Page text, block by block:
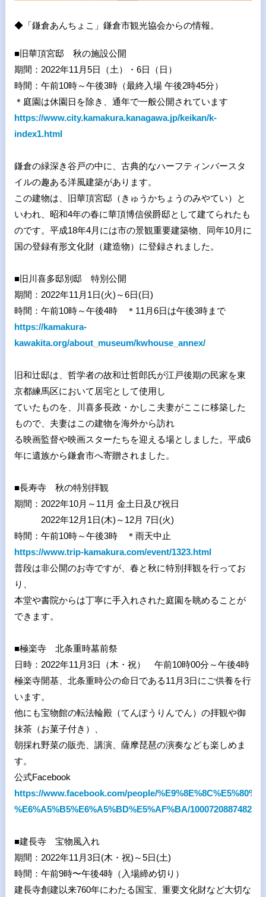
◆「鎌倉あんちょこ」鎌倉市観光協会からの情報。
■旧華頂宮邸 秋の施設公開
期間： 2022年11 月5日（土）・ 6日（日）
時間：午前10時～午後3時（最終入場 午後2時45分）
＊庭園は休園日を除き、通年で一般公開されています
https://www.city.kamakura.kanagawa.jp/keikan/k-
index1.html
鎌倉の緑深き谷戸の中に、古典的なハーフティンバースタ
イルの趣ある洋風建築があります。
この建物は、旧華頂宮邸（きゅうかちょうのみやてい）と
いわれ、昭和4年の春に華頂博信侯爵邸として建てられたも
のです。平成18年4月には市の景観重要建築物、同年10月に
国の登録有形文化財（建造物）に登録されました。
■旧川喜多邸別邸 特別公開
期間： 2022年11 月 1日(火) ～6日(日)
時間：午前10時～午後4時 ＊ 11 月6日は午後3時まで
https://kamakura-
kawakita.org/about_museum/kwhouse_annex/
旧和辻邸は、哲学者の故和辻哲郎氏が江戸後期の民家を東
京都練馬区において居宅として使用し
ていたものを、川喜多長政・かしこ夫妻がここに移築した
もので、夫妻はこの建物を海外から訪れ
る映画監督や映画スターたちを迎える場としました。平成6
年に遺族から鎌倉市へ寄贈されました。
■長寿寺 秋の特別拝観
期間： 2022年10月～ 11 月 金土日及び祝日
2022年12月 1日(木) ～ 12月 7日(火)
時間：午前10時～午後3時 ＊雨天中止
https://www.trip-kamakura.com/event/1323.html
普段は非公開のお寺ですが、春と秋に特別拝観を行ってお
り、
本堂や書院からは丁寧に手入れされた庭園を眺めることが
できます。
■極楽寺 北条重時墓前祭
日時： 2022年11 月3日（木・祝） 午前10時00分～午後4時
極楽寺開基、北条重時公の命日である11 月3日にご供養を行
います。
他にも宝物館の転法輪殿（てんぽうりんでん）の拝観や御
抹茶（お菓子付き）、
朝採れ野菜の販売、講演、薩摩琵琶の演奏なども楽しめま
す。
公式Facebook
https://www.facebook.com/people/
%E6%A5%B5%E6%A5%BD%E5%AF%BA/100072088748274/
■建長寺 宝物風入れ
期間： 2022年11 月3日(木・祝) ～5日(土)
時間：午前9時〜午後4時（入場締め切り）
建長寺創建以来760年にわたる国宝、重要文化財など大切な